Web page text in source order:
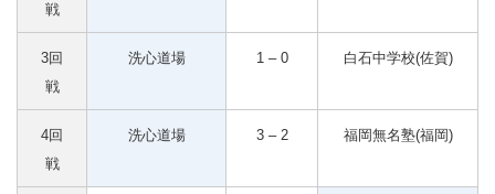
戦
3回
戦
洗心道場 1 – 0 白石中学校(佐賀)
4回
戦
洗心道場 3 – 2 福岡無名塾(福岡)